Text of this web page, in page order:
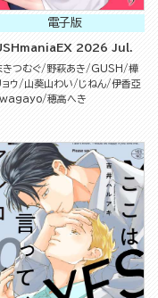
電子版
2026 Jul.
きつむぐ 野萩あき GUSH
樺
ウ
山葵山わい じねん 伊香亞
wagayo 穂高へき